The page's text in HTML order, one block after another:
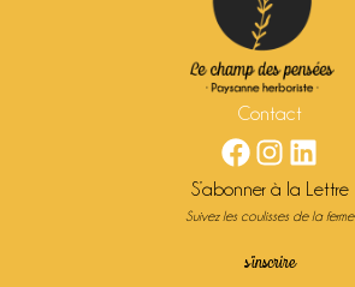
Contact
S’abonner à la Lettre
Suivez les coulisses de la ferme
s’inscrire